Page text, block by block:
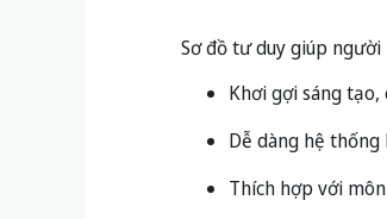
Bạn có thể khám phá
Bảng biểu –
Khái niệm, cách